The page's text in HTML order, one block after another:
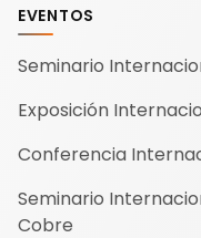
EVENTOS
Seminario
Exposición
Conferencia
Seminario
Cobre